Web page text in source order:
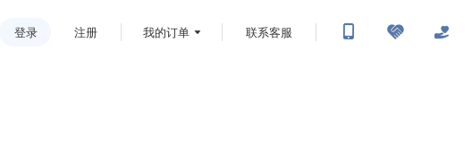
登录 注册 我的订单 联系客服